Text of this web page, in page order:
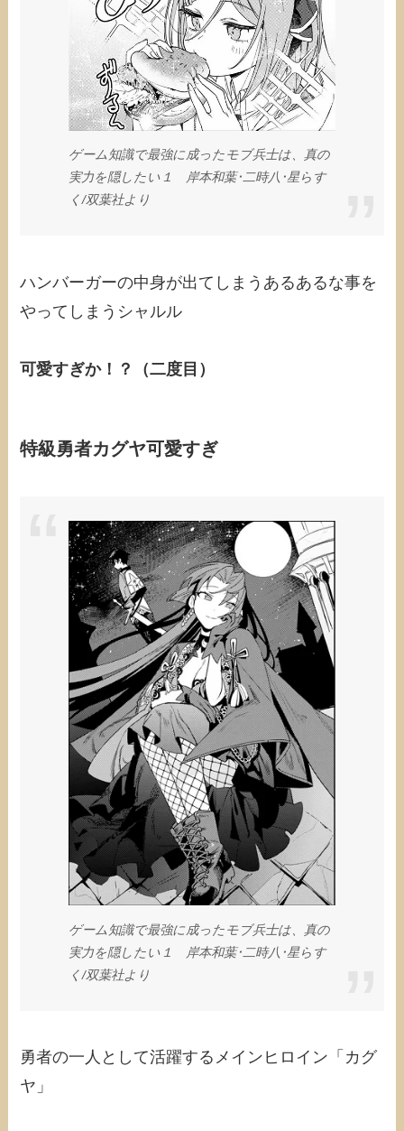
ゲーム知識で最強に成ったモブ兵士は、真の
実力を隠したい１ 岸本和葉･二時八･星らす
く/‎双葉社より
ハンバーガーの中身が出てしまうあるあるな事を
やってしまうシャルル
可愛すぎか！？（二度目）
特級勇者カグヤ可愛すぎ
ゲーム知識で最強に成ったモブ兵士は、真の
実力を隠したい１ 岸本和葉･二時八･星らす
く/‎双葉社より
勇者の一人として活躍するメインヒロイン「カグ
ヤ」